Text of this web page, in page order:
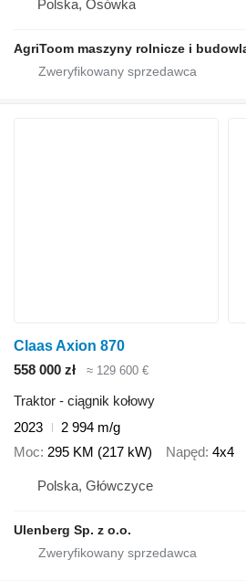
Polska, Osówka
AgriToom maszyny rolnicze i
Claas Axion 870
558 000 zł
≈ 129 600 €
Traktor - ciągnik kołowy
2023
2 994 m/g
Moc 295 KM (217 kW) Napęd 4x4
Polska, Główczyce
Ulenberg Sp. z o.o.